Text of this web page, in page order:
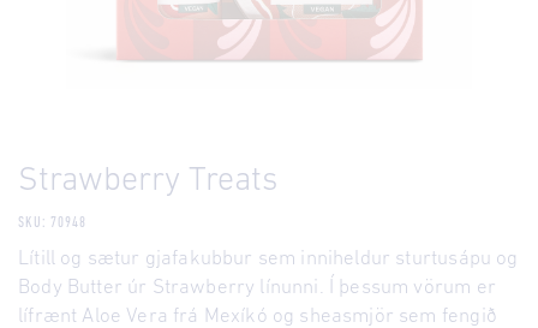
Strawberry Treats
SKU: 70948
Lítill og sætur gjafakubbur sem inniheldur sturtusápu og
Body Butter úr Strawberry línunni. Í þessum vörum er
lífrænt Aloe Vera frá Mexíkó og sheasmjör sem fengið